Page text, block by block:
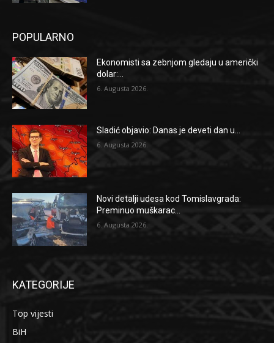
POPULARNO
Ekonomisti sa zebnjom gledaju u američki
dolar:...
6. Augusta 2026.
Sladić objavio: Danas je deveti dan u...
6. Augusta 2026.
Novi detalji udesa kod Tomislavgrada:
Preminuo muškarac...
6. Augusta 2026.
KATEGORIJE
Top vijesti
BiH